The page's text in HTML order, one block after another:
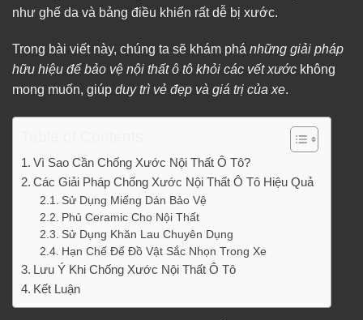
như ghế da và bảng điều khiển rất dễ bị xước.
Trong bài viết này, chúng ta sẽ khám phá những giải pháp
hữu hiệu để bảo vệ nội thất ô tô khỏi các vết xước không
mong muốn, giúp duy trì vẻ đẹp và giá trị của xe.
Vì Sao Cần Chống Xước Nội Thất Ô Tô?
Các Giải Pháp Chống Xước Nội Thất Ô Tô Hiệu Quả
Sử Dụng Miếng Dán Bảo Vệ
Phủ Ceramic Cho Nội Thất
Sử Dụng Khăn Lau Chuyên Dụng
Hạn Chế Để Đồ Vật Sắc Nhọn Trong Xe
Lưu Ý Khi Chống Xước Nội Thất Ô Tô
Kết Luận